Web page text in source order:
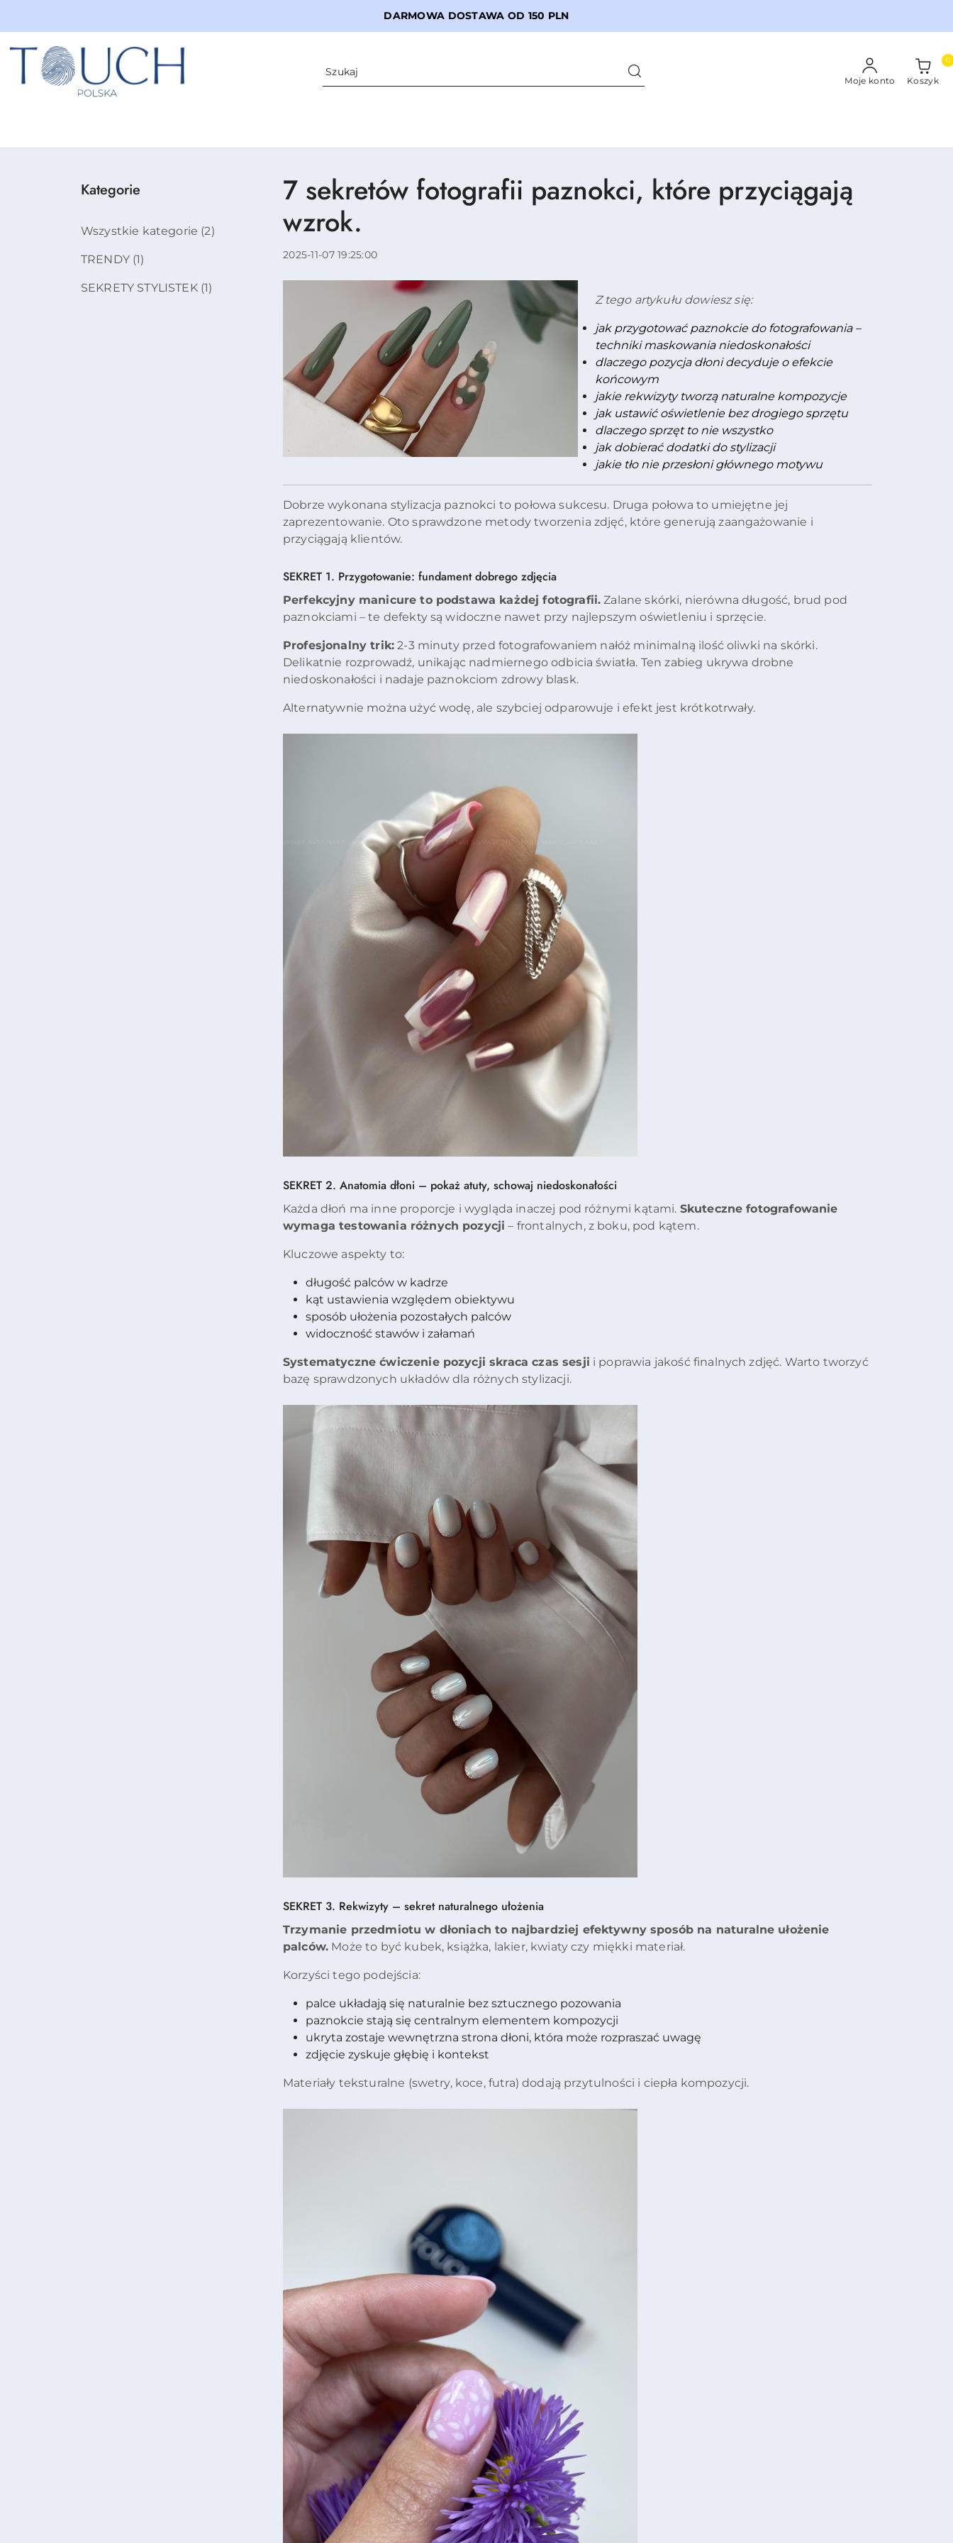
DARMOWA DOSTAWA OD 150 PLN
Moje konto Koszyk
0
Kategorie
Wszystkie kategorie (2)
TRENDY (1)
SEKRETY STYLISTEK (1)
7 sekretów fotografii paznokci, które przyciągają
wzrok.
2025-11-07 19:25:00
Z tego artykułu dowiesz się:
jak przygotować paznokcie do fotografowania –
techniki maskowania niedoskonałości
dlaczego pozycja dłoni decyduje o efekcie
końcowym
jakie rekwizyty tworzą naturalne kompozycje
jak ustawić oświetlenie bez drogiego sprzętu
dlaczego sprzęt to nie wszystko
jak dobierać dodatki do stylizacji
jakie tło nie przesłoni głównego motywu
Dobrze wykonana stylizacja paznokci to połowa sukcesu. Druga połowa to umiejętne jej
zaprezentowanie. Oto sprawdzone metody tworzenia zdjęć, które generują zaangażowanie i
przyciągają klientów.
SEKRET 1. Przygotowanie: fundament dobrego zdjęcia
Perfekcyjny manicure to podstawa każdej fotografii. Zalane skórki, nierówna długość, brud pod
paznokciami – te defekty są widoczne nawet przy najlepszym oświetleniu i sprzęcie.
Profesjonalny trik: 2-3 minuty przed fotografowaniem nałóż minimalną ilość oliwki na skórki.
Delikatnie rozprowadź, unikając nadmiernego odbicia światła. Ten zabieg ukrywa drobne
niedoskonałości i nadaje paznokciom zdrowy blask.
Alternatywnie można użyć wodę, ale szybciej odparowuje i efekt jest krótkotrwały.
SEKRET 2. Anatomia dłoni – pokaż atuty, schowaj niedoskonałości
Każda dłoń ma inne proporcje i wygląda inaczej pod różnymi kątami. Skuteczne fotografowanie
wymaga testowania różnych pozycji – frontalnych, z boku, pod kątem.
Kluczowe aspekty to:
długość palców w kadrze
kąt ustawienia względem obiektywu
sposób ułożenia pozostałych palców
widoczność stawów i załamań
Systematyczne ćwiczenie pozycji skraca czas sesji i poprawia jakość finalnych zdjęć. Warto tworzyć
bazę sprawdzonych układów dla różnych stylizacji.
SEKRET 3. Rekwizyty – sekret naturalnego ułożenia
Trzymanie przedmiotu w dłoniach to najbardziej efektywny sposób na naturalne ułożenie
palców. Może to być kubek, książka, lakier, kwiaty czy miękki materiał.
Korzyści tego podejścia:
palce układają się naturalnie bez sztucznego pozowania
paznokcie stają się centralnym elementem kompozycji
ukryta zostaje wewnętrzna strona dłoni, która może rozpraszać uwagę
zdjęcie zyskuje głębię i kontekst
Materiały teksturalne (swetry, koce, futra) dodają przytulności i ciepła kompozycji.